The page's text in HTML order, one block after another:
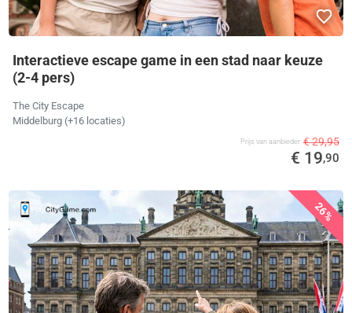
Interactieve escape game in een stad naar keuze
(2-4 pers)
The City Escape
Middelburg (+16 locaties)
Prijs van aanbieder € 29,95
€ 19,90
26%